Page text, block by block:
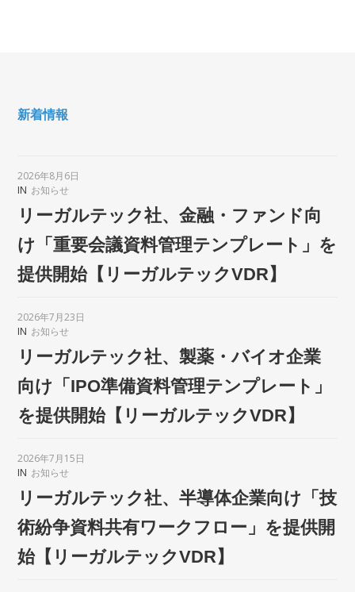
新着情報
2026年8月6日
IN お知らせ
リーガルテック社、金融・ファンド向
け「重要会議資料管理テンプレート」を
提供開始【リーガルテックVDR】
2026年7月23日
IN お知らせ
リーガルテック社、製薬・バイオ企業
向け「IPO準備資料管理テンプレート」
を提供開始【リーガルテックVDR】
2026年7月15日
IN お知らせ
リーガルテック社、半導体企業向け「技
術紛争資料共有ワークフロー」を提供開
始【リーガルテックVDR】